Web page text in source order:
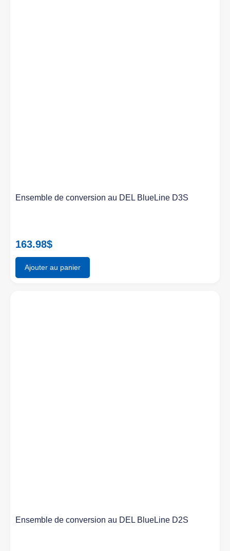
Ensemble de conversion au DEL BlueLine D3S
163.98$
Ajouter au panier
Ensemble de conversion au DEL BlueLine D2S